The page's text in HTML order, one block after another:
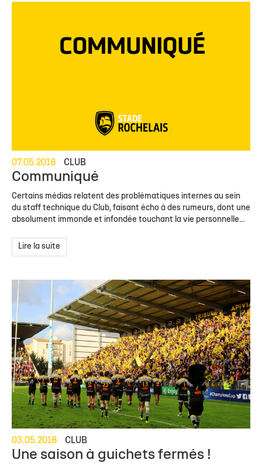
07.05.2018 CLUB
Communiqué
Certains médias relatent des problématiques internes au sein
du staff technique du Club, faisant écho à des rumeurs, dont une
absolument immonde et infondée touchant la vie personnelle...
Lire la suite
03.05.2018 CLUB
Une saison à guichets fermés !